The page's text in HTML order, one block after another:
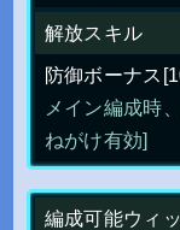
解放スキル
防御ボーナス
メイン編成時
ねがけ有効]
編成可能ウィ